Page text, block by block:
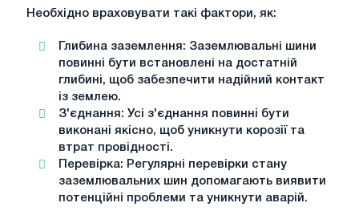
Необхідно враховувати такі фактори, як:
Глибина заземлення: Заземлювальні шини
повинні бути встановлені на достатній
глибині, щоб забезпечити надійний контакт
із землею.
З'єднання: Усі з'єднання повинні бути
виконані якісно, ​​щоб уникнути корозії та
втрат провідності.
Перевірка: Регулярні перевірки стану
заземлювальних шин допомагають виявити
потенційні проблеми та уникнути аварій.